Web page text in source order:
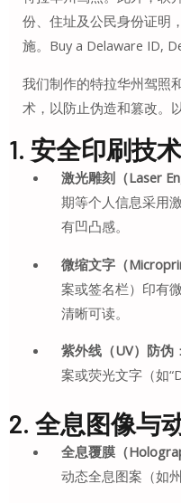
份、住址及公民身份证明
施。Buy a Delaware ID,
我们制作的特拉华州驾照
术，以防止伪造和篡改。
1. 安全印刷技术
激光雕刻（Laser
期等个人信息采用
有凹凸感。
微缩文字（
案或签名栏）印有
清晰可读。
紫外线（UV）防伪
案或荧光文字（如
2. 全息图像与
全息覆膜（
动态全息图案（如